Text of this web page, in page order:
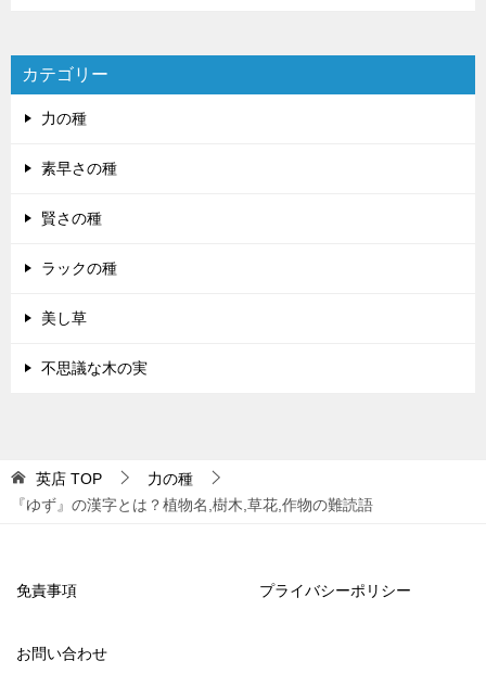
カテゴリー
力の種
素早さの種
賢さの種
ラックの種
美し草
不思議な木の実
英店 TOP
力の種
『ゆず』の漢字とは？植物名,樹木,草花,作物の難読語
免責事項 プライバシーポリシー
お問い合わせ